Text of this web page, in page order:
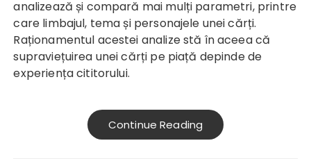
analizează și compară mai mulți parametri, printre
care limbajul, tema și personajele unei cărți.
Raționamentul acestei analize stă în aceea că
supraviețuirea unei cărți pe piață depinde de
experiența cititorului.
Continue Reading